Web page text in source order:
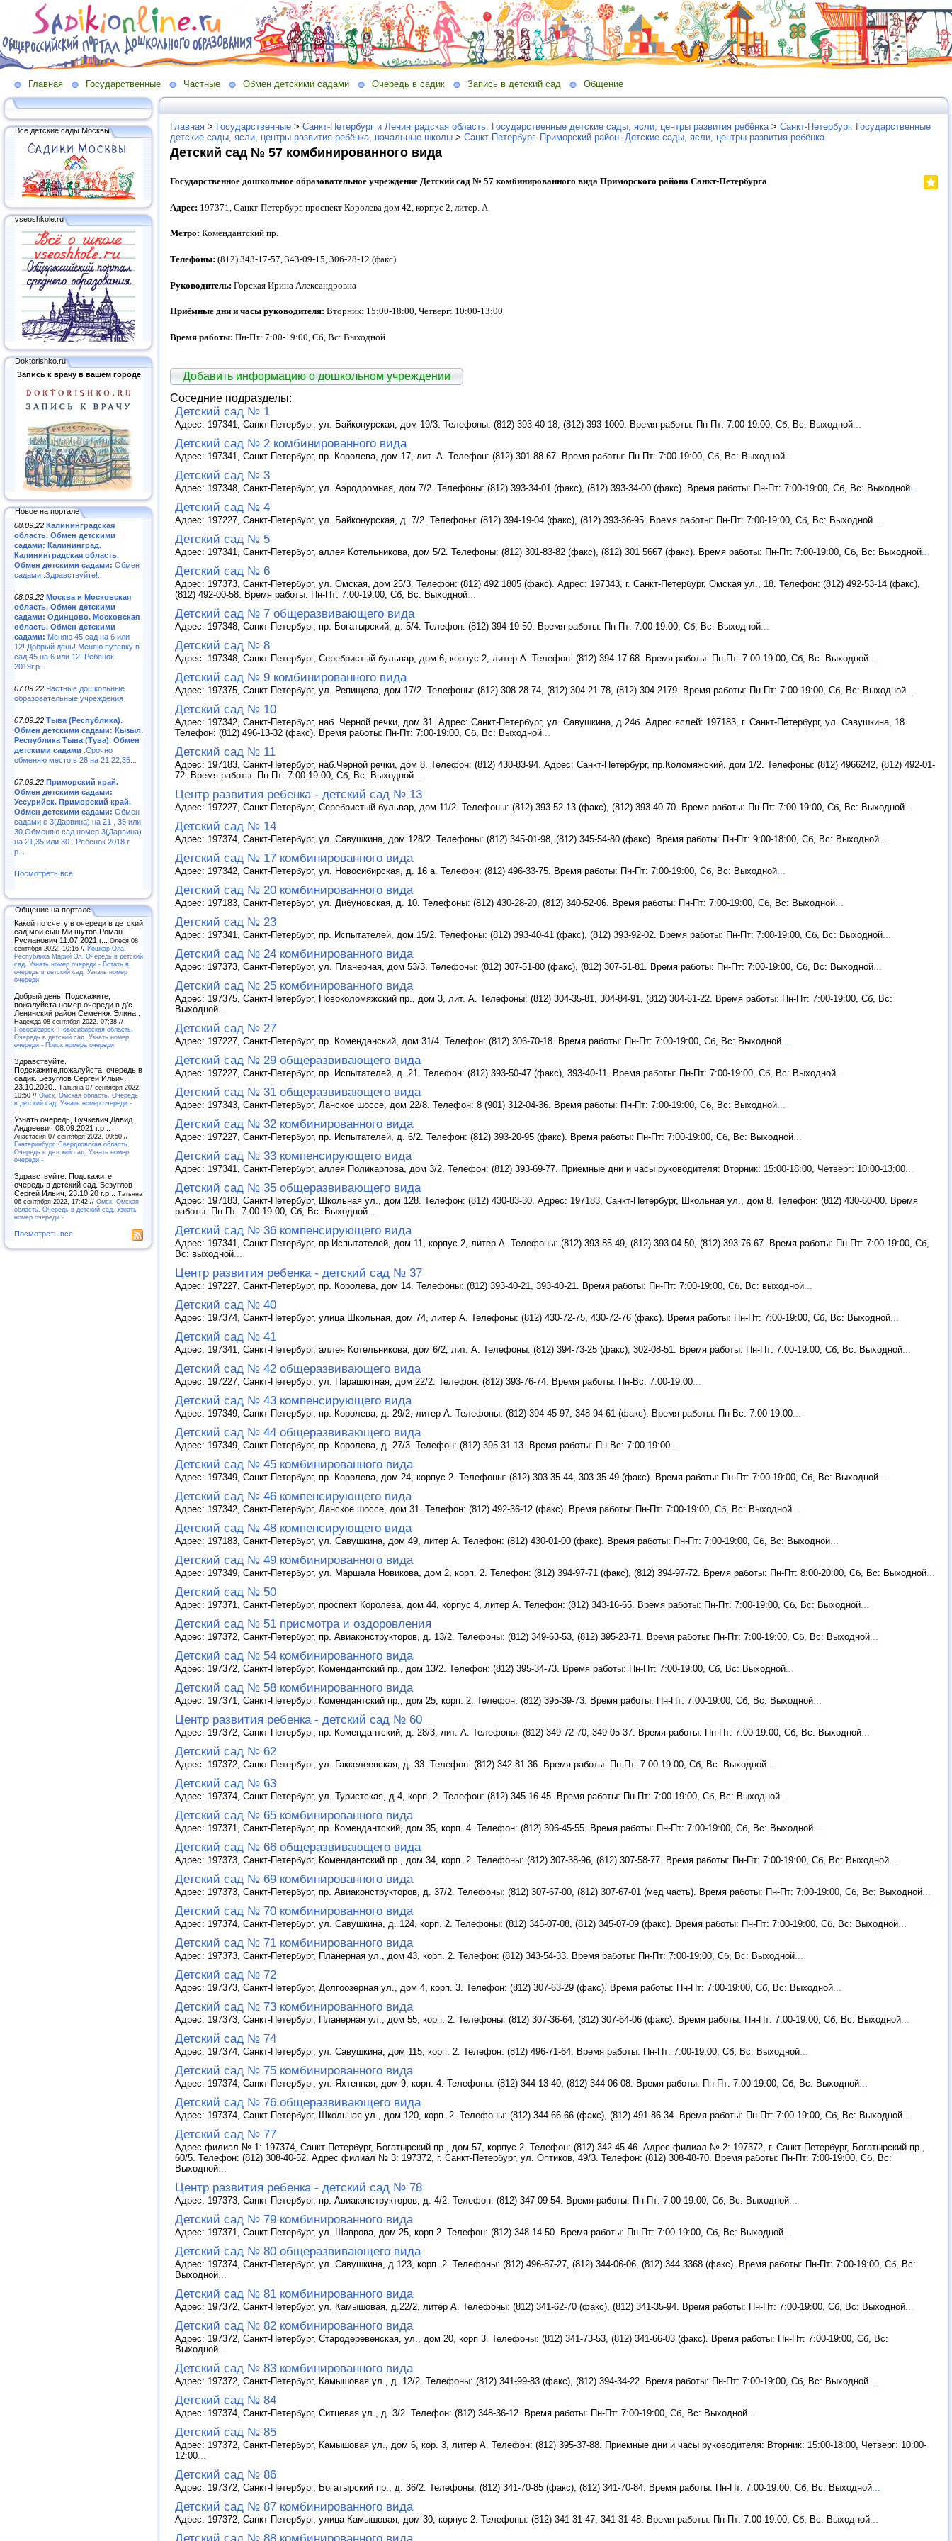
Главная Государственные Частные Обмен детскими садами Очередь в садик Запись в детский сад Общение
Все детские сады Москвы
vseoshkole.ru
Doktorishko.ru
Запись к врачу в вашем городе
Новое на портале
08.09.22 Калининградская
область. Обмен детскими
садами: Калининград.
Калининградская область.
Обмен детскими садами: Обмен
садами!.Здравствуйте!..
08.09.22 Москва и Московская
область. Обмен детскими
садами: Одинцово. Московская
область. Обмен детскими
садами: Меняю 45 сад на 6 или
12!.Добрый день! Меняю путевку в
сад 45 на 6 или 12! Ребенок
2019г.р...
07.09.22 Частные дошкольные
образовательные учреждения
07.09.22 Тыва (Республика).
Обмен детскими садами: Кызыл.
Республика Тыва (Тува). Обмен
детскими садами .Срочно
обменяю место в 28 на 21,22,35...
07.09.22 Приморский край.
Обмен детскими садами:
Уссурийск. Приморский край.
Обмен детскими садами: Обмен
садами с 3(Дарвина) на 21 , 35 или
30.Обменяю сад номер 3(Дарвина)
на 21,35 или 30 . Ребёнок 2018 г,
р...
Посмотреть все
Общение на портале
Какой по счету в очереди в детский
сад мой сын Ми шутов Роман
Русланович 11.07.2021 г... Олеся 08
сентября 2022, 10:16 // Йошкар-Ола.
Республика Марий Эл. Очередь в детский
сад. Узнать номер очереди - Встать в
очередь в детский сад. Узнать номер
очереди
Добрый день! Подскажите,
пожалуйста номер очереди в д/с
Ленинский район Семенюк Элина..
Надежда 08 сентября 2022, 07:38 //
Новосибирск. Новосибирская область.
Очередь в детский сад. Узнать номер
очереди - Поиск номера очереди
Здравствуйте.
Подскажите,пожалуйста, очередь в
садик. Безуглов Сергей Ильич,
23.10.2020.. Татьяна 07 сентября 2022,
10:50 // Омск. Омская область. Очередь
в детский сад. Узнать номер очереди -
Узнать очередь, Бучкевич Давид
Андреевич 08.09.2021 г.р ..
Анастасия 07 сентября 2022, 09:50 //
Екатеринбург. Свердловская область.
Очередь в детский сад. Узнать номер
очереди -
Здравствуйте. Подскажите
очередь в детский сад. Безуглов
Сергей Ильич, 23.10.20 г.р... Татьяна
06 сентября 2022, 17:42 // Омск. Омская
область. Очередь в детский сад. Узнать
номер очереди -
Посмотреть все
Главная > Государственные > Санкт-Петербург и Ленинградская область. Государственные детские сады, ясли, центры развития ребёнка> Санкт-Петербург. Государственные
детские сады, ясли, центры развития ребёнка, начальные школы > Санкт-Петербург. Приморский район. Детские сады, ясли, центры развития ребёнка
Детский сад № 57 комбинированного вида
Государственное дошкольное образовательное учреждение Детский сад № 57 комбинированного вида Приморского района Санкт-Петербурга
Адрес: 197371, Санкт-Петербург, проспект Королева дом 42, корпус 2, литер. А
Метро: Комендантский пр.
Телефоны: (812) 343-17-57, 343-09-15, 306-28-12 (факс)
Руководитель: Горская Ирина Александровна
Приёмные дни и часы руководителя: Вторник: 15:00-18:00, Четверг: 10:00-13:00
Время работы: Пн-Пт: 7:00-19:00, Сб, Вс: Выходной
Добавить информацию о дошкольном учреждении
Соседние подразделы:
Детский сад № 1
Адрес: 197341, Санкт-Петербург, ул. Байконурская, дом 19/3. Телефоны: (812) 393-40-18, (812) 393-1000. Время работы: Пн-Пт: 7:00-19:00, Сб, Вс: Выходной
Детский сад № 2 комбинированного вида
Адрес: 197341, Санкт-Петербург, пр. Королева, дом 17, лит. А. Телефон: (812) 301-88-67. Время работы: Пн-Пт: 7:00-19:00, Сб, Вс: Выходной
Детский сад № 3
Адрес: 197348, Санкт-Петербург, ул. Аэродромная, дом 7/2. Телефоны: (812) 393-34-01 (факс), (812) 393-34-00 (факс). Время работы: Пн-Пт: 7:00-19:00, Сб, Вс: Выходной
Детский сад № 4
Адрес: 197227, Санкт-Петербург, ул. Байконурская, д. 7/2. Телефоны: (812) 394-19-04 (факс), (812) 393-36-95. Время работы: Пн-Пт: 7:00-19:00, Сб, Вс: Выходной
Детский сад № 5
Адрес: 197341, Санкт-Петербург, аллея Котельникова, дом 5/2. Телефоны: (812) 301-83-82 (факс), (812) 301 5667 (факс). Время работы: Пн-Пт: 7:00-19:00, Сб, Вс: Выходной
Детский сад № 6
Адрес: 197373, Санкт-Петербург, ул. Омская, дом 25/3. Телефон: (812) 492 1805 (факс). Адрес: 197343, г. Санкт-Петербург, Омская ул., 18. Телефон: (812) 492-53-14 (факс),
(812) 492-00-58. Время работы: Пн-Пт: 7:00-19:00, Сб, Вс: Выходной
Детский сад № 7 общеразвивающего вида
Адрес: 197348, Санкт-Петербург, пр. Богатырский, д. 5/4. Телефон: (812) 394-19-50. Время работы: Пн-Пт: 7:00-19:00, Сб, Вс: Выходной
Детский сад № 8
Адрес: 197348, Санкт-Петербург, Серебристый бульвар, дом 6, корпус 2, литер А. Телефон: (812) 394-17-68. Время работы: Пн-Пт: 7:00-19:00, Сб, Вс: Выходной
Детский сад № 9 комбинированного вида
Адрес: 197375, Санкт-Петербург, ул. Репищева, дом 17/2. Телефоны: (812) 308-28-74, (812) 304-21-78, (812) 304 2179. Время работы: Пн-Пт: 7:00-19:00, Сб, Вс: Выходной
Детский сад № 10
Адрес: 197342, Санкт-Петербург, наб. Черной речки, дом 31. Адрес: Санкт-Петербург, ул. Савушкина, д.24б. Адрес яслей: 197183, г. Санкт-Петербург, ул. Савушкина, 18.
Телефон: (812) 496-13-32 (факс). Время работы: Пн-Пт: 7:00-19:00, Сб, Вс: Выходной
Детский сад № 11
Адрес: 197183, Санкт-Петербург, наб.Черной речки, дом 8. Телефон: (812) 430-83-94. Адрес: Санкт-Петербург, пр.Коломяжский, дом 1/2. Телефоны: (812) 4966242, (812) 492-01-
72. Время работы: Пн-Пт: 7:00-19:00, Сб, Вс: Выходной
Центр развития ребенка - детский сад № 13
Адрес: 197227, Санкт-Петербург, Серебристый бульвар, дом 11/2. Телефоны: (812) 393-52-13 (факс), (812) 393-40-70. Время работы: Пн-Пт: 7:00-19:00, Сб, Вс: Выходной
Детский сад № 14
Адрес: 197374, Санкт-Петербург, ул. Савушкина, дом 128/2. Телефоны: (812) 345-01-98, (812) 345-54-80 (факс). Время работы: Пн-Пт: 9:00-18:00, Сб, Вс: Выходной
Детский сад № 17 комбинированного вида
Адрес: 197342, Санкт-Петербург, ул. Новосибирская, д. 16 а. Телефон: (812) 496-33-75. Время работы: Пн-Пт: 7:00-19:00, Сб, Вс: Выходной
Детский сад № 20 комбинированного вида
Адрес: 197183, Санкт-Петербург, ул. Дибуновская, д. 10. Телефоны: (812) 430-28-20, (812) 340-52-06. Время работы: Пн-Пт: 7:00-19:00, Сб, Вс: Выходной
Детский сад № 23
Адрес: 197341, Санкт-Петербург, пр. Испытателей, дом 15/2. Телефоны: (812) 393-40-41 (факс), (812) 393-92-02. Время работы: Пн-Пт: 7:00-19:00, Сб, Вс: Выходной
Детский сад № 24 комбинированного вида
Адрес: 197373, Санкт-Петербург, ул. Планерная, дом 53/3. Телефоны: (812) 307-51-80 (факс), (812) 307-51-81. Время работы: Пн-Пт: 7:00-19:00, Сб, Вс: Выходной
Детский сад № 25 комбинированного вида
Адрес: 197375, Санкт-Петербург, Новоколомяжский пр., дом 3, лит. А. Телефоны: (812) 304-35-81, 304-84-91, (812) 304-61-22. Время работы: Пн-Пт: 7:00-19:00, Сб, Вс:
Выходной
Детский сад № 27
Адрес: 197227, Санкт-Петербург, пр. Коменданский, дом 31/4. Телефон: (812) 306-70-18. Время работы: Пн-Пт: 7:00-19:00, Сб, Вс: Выходной
Детский сад № 29 общеразвивающего вида
Адрес: 197227, Санкт-Петербург, пр. Испытателей, д. 21. Телефон: (812) 393-50-47 (факс), 393-40-11. Время работы: Пн-Пт: 7:00-19:00, Сб, Вс: Выходной
Детский сад № 31 общеразвивающего вида
Адрес: 197343, Санкт-Петербург, Ланское шоссе, дом 22/8. Телефон: 8 (901) 312-04-36. Время работы: Пн-Пт: 7:00-19:00, Сб, Вс: Выходной
Детский сад № 32 комбинированного вида
Адрес: 197227, Санкт-Петербург, пр. Испытателей, д. 6/2. Телефон: (812) 393-20-95 (факс). Время работы: Пн-Пт: 7:00-19:00, Сб, Вс: Выходной
Детский сад № 33 компенсирующего вида
Адрес: 197341, Санкт-Петербург, аллея Поликарпова, дом 3/2. Телефон: (812) 393-69-77. Приёмные дни и часы руководителя: Вторник: 15:00-18:00, Четверг: 10:00-13:00
Детский сад № 35 общеразвивающего вида
Адрес: 197183, Санкт-Петербург, Школьная ул., дом 128. Телефон: (812) 430-83-30. Адрес: 197183, Санкт-Петербург, Школьная ул., дом 8. Телефон: (812) 430-60-00. Время
работы: Пн-Пт: 7:00-19:00, Сб, Вс: Выходной
Детский сад № 36 компенсирующего вида
Адрес: 197341, Санкт-Петербург, пр.Испытателей, дом 11, корпус 2, литер А. Телефоны: (812) 393-85-49, (812) 393-04-50, (812) 393-76-67. Время работы: Пн-Пт: 7:00-19:00, Сб,
Вс: выходной
Центр развития ребенка - детский сад № 37
Адрес: 197227, Санкт-Петербург, пр. Королева, дом 14. Телефоны: (812) 393-40-21, 393-40-21. Время работы: Пн-Пт: 7:00-19:00, Сб, Вс: выходной
Детский сад № 40
Адрес: 197374, Санкт-Петербург, улица Школьная, дом 74, литер А. Телефоны: (812) 430-72-75, 430-72-76 (факс). Время работы: Пн-Пт: 7:00-19:00, Сб, Вс: Выходной
Детский сад № 41
Адрес: 197341, Санкт-Петербург, аллея Котельникова, дом 6/2, лит. А. Телефоны: (812) 394-73-25 (факс), 302-08-51. Время работы: Пн-Пт: 7:00-19:00, Сб, Вс: Выходной
Детский сад № 42 общеразвивающего вида
Адрес: 197227, Санкт-Петербург, ул. Парашютная, дом 22/2. Телефон: (812) 393-76-74. Время работы: Пн-Вс: 7:00-19:00
Детский сад № 43 компенсирующего вида
Адрес: 197349, Санкт-Петербург, пр. Королева, д. 29/2, литер А. Телефоны: (812) 394-45-97, 348-94-61 (факс). Время работы: Пн-Вс: 7:00-19:00
Детский сад № 44 общеразвивающего вида
Адрес: 197349, Санкт-Петербург, пр. Королева, д. 27/3. Телефон: (812) 395-31-13. Время работы: Пн-Вс: 7:00-19:00
Детский сад № 45 комбинированного вида
Адрес: 197349, Санкт-Петербург, пр. Королева, дом 24, корпус 2. Телефоны: (812) 303-35-44, 303-35-49 (факс). Время работы: Пн-Пт: 7:00-19:00, Сб, Вс: Выходной
Детский сад № 46 компенсирующего вида
Адрес: 197342, Санкт-Петербург, Ланское шоссе, дом 31. Телефон: (812) 492-36-12 (факс). Время работы: Пн-Пт: 7:00-19:00, Сб, Вс: Выходной
Детский сад № 48 компенсирующего вида
Адрес: 197183, Санкт-Петербург, ул. Савушкина, дом 49, литер А. Телефон: (812) 430-01-00 (факс). Время работы: Пн-Пт: 7:00-19:00, Сб, Вс: Выходной
Детский сад № 49 комбинированного вида
Адрес: 197349, Санкт-Петербург, ул. Маршала Новикова, дом 2, корп. 2. Телефон: (812) 394-97-71 (факс), (812) 394-97-72. Время работы: Пн-Пт: 8:00-20:00, Сб, Вс: Выходной
Детский сад № 50
Адрес: 197371, Санкт-Петербург, проспект Королева, дом 44, корпус 4, литер А. Телефон: (812) 343-16-65. Время работы: Пн-Пт: 7:00-19:00, Сб, Вс: Выходной
Детский сад № 51 присмотра и оздоровления
Адрес: 197372, Санкт-Петербург, пр. Авиаконструкторов, д. 13/2. Телефоны: (812) 349-63-53, (812) 395-23-71. Время работы: Пн-Пт: 7:00-19:00, Сб, Вс: Выходной
Детский сад № 54 комбинированного вида
Адрес: 197372, Санкт-Петербург, Комендантский пр., дом 13/2. Телефон: (812) 395-34-73. Время работы: Пн-Пт: 7:00-19:00, Сб, Вс: Выходной
Детский сад № 58 комбинированного вида
Адрес: 197371, Санкт-Петербург, Комендантский пр., дом 25, корп. 2. Телефон: (812) 395-39-73. Время работы: Пн-Пт: 7:00-19:00, Сб, Вс: Выходной
Центр развития ребенка - детский сад № 60
Адрес: 197372, Санкт-Петербург, пр. Комендантский, д. 28/3, лит. А. Телефоны: (812) 349-72-70, 349-05-37. Время работы: Пн-Пт: 7:00-19:00, Сб, Вс: Выходной
Детский сад № 62
Адрес: 197372, Санкт-Петербург, ул. Гаккелеевская, д. 33. Телефон: (812) 342-81-36. Время работы: Пн-Пт: 7:00-19:00, Сб, Вс: Выходной
Детский сад № 63
Адрес: 197374, Санкт-Петербург, ул. Туристская, д.4, корп. 2. Телефон: (812) 345-16-45. Время работы: Пн-Пт: 7:00-19:00, Сб, Вс: Выходной
Детский сад № 65 комбинированного вида
Адрес: 197371, Санкт-Петербург, пр. Комендантский, дом 35, корп. 4. Телефон: (812) 306-45-55. Время работы: Пн-Пт: 7:00-19:00, Сб, Вс: Выходной
Детский сад № 66 общеразвивающего вида
Адрес: 197373, Санкт-Петербург, Комендантский пр., дом 34, корп. 2. Телефоны: (812) 307-38-96, (812) 307-58-77. Время работы: Пн-Пт: 7:00-19:00, Сб, Вс: Выходной
Детский сад № 69 комбинированного вида
Адрес: 197373, Санкт-Петербург, пр. Авиаконструкторов, д. 37/2. Телефоны: (812) 307-67-00, (812) 307-67-01 (мед часть). Время работы: Пн-Пт: 7:00-19:00, Сб, Вс: Выходной
Детский сад № 70 комбинированного вида
Адрес: 197374, Санкт-Петербург, ул. Савушкина, д. 124, корп. 2. Телефоны: (812) 345-07-08, (812) 345-07-09 (факс). Время работы: Пн-Пт: 7:00-19:00, Сб, Вс: Выходной
Детский сад № 71 комбинированного вида
Адрес: 197373, Санкт-Петербург, Планерная ул., дом 43, корп. 2. Телефон: (812) 343-54-33. Время работы: Пн-Пт: 7:00-19:00, Сб, Вс: Выходной
Детский сад № 72
Адрес: 197373, Санкт-Петербург, Долгоозерная ул., дом 4, корп. 3. Телефон: (812) 307-63-29 (факс). Время работы: Пн-Пт: 7:00-19:00, Сб, Вс: Выходной
Детский сад № 73 комбинированного вида
Адрес: 197373, Санкт-Петербург, Планерная ул., дом 55, корп. 2. Телефоны: (812) 307-36-64, (812) 307-64-06 (факс). Время работы: Пн-Пт: 7:00-19:00, Сб, Вс: Выходной
Детский сад № 74
Адрес: 197374, Санкт-Петербург, ул. Савушкина, дом 115, корп. 2. Телефон: (812) 496-71-64. Время работы: Пн-Пт: 7:00-19:00, Сб, Вс: Выходной
Детский сад № 75 комбинированного вида
Адрес: 197374, Санкт-Петербург, ул. Яхтенная, дом 9, корп. 4. Телефоны: (812) 344-13-40, (812) 344-06-08. Время работы: Пн-Пт: 7:00-19:00, Сб, Вс: Выходной
Детский сад № 76 общеразвивающего вида
Адрес: 197374, Санкт-Петербург, Школьная ул., дом 120, корп. 2. Телефоны: (812) 344-66-66 (факс), (812) 491-86-34. Время работы: Пн-Пт: 7:00-19:00, Сб, Вс: Выходной
Детский сад № 77
Адрес филиал № 1: 197374, Санкт-Петербург, Богатырский пр., дом 57, корпус 2. Телефон: (812) 342-45-46. Адрес филиал № 2: 197372, г. Санкт-Петербург, Богатырский пр.,
60/5. Телефон: (812) 308-40-52. Адрес филиал № 3: 197372, г. Санкт-Петербург, ул. Оптиков, 49/3. Телефон: (812) 308-48-70. Время работы: Пн-Пт: 7:00-19:00, Сб, Вс:
Выходной
Центр развития ребенка - детский сад № 78
Адрес: 197373, Санкт-Петербург, пр. Авиаконструкторов, д. 4/2. Телефон: (812) 347-09-54. Время работы: Пн-Пт: 7:00-19:00, Сб, Вс: Выходной
Детский сад № 79 комбинированного вида
Адрес: 197371, Санкт-Петербург, ул. Шаврова, дом 25, корп 2. Телефон: (812) 348-14-50. Время работы: Пн-Пт: 7:00-19:00, Сб, Вс: Выходной
Детский сад № 80 общеразвивающего вида
Адрес: 197374, Санкт-Петербург, ул. Савушкина, д.123, корп. 2. Телефоны: (812) 496-87-27, (812) 344-06-06, (812) 344 3368 (факс). Время работы: Пн-Пт: 7:00-19:00, Сб, Вс:
Выходной
Детский сад № 81 комбинированного вида
Адрес: 197372, Санкт-Петербург, ул. Камышовая, д.22/2, литер А. Телефоны: (812) 341-62-70 (факс), (812) 341-35-94. Время работы: Пн-Пт: 7:00-19:00, Сб, Вс: Выходной
Детский сад № 82 комбинированного вида
Адрес: 197372, Санкт-Петербург, Стародеревенская, ул., дом 20, корп 3. Телефоны: (812) 341-73-53, (812) 341-66-03 (факс). Время работы: Пн-Пт: 7:00-19:00, Сб, Вс:
Выходной
Детский сад № 83 комбинированного вида
Адрес: 197372, Санкт-Петербург, Камышовая ул., д. 12/2. Телефоны: (812) 341-99-83 (факс), (812) 394-34-22. Время работы: Пн-Пт: 7:00-19:00, Сб, Вс: Выходной
Детский сад № 84
Адрес: 197374, Санкт-Петербург, Ситцевая ул., д. 3/2. Телефон: (812) 348-36-12. Время работы: Пн-Пт: 7:00-19:00, Сб, Вс: Выходной
Детский сад № 85
Адрес: 197372, Санкт-Петербург, Камышовая ул., дом 6, кор. 3, литер А. Телефон: (812) 395-37-88. Приёмные дни и часы руководителя: Вторник: 15:00-18:00, Четверг: 10:00-
12:00
Детский сад № 86
Адрес: 197372, Санкт-Петербург, Богатырский пр., д. 36/2. Телефоны: (812) 341-70-85 (факс), (812) 341-70-84. Время работы: Пн-Пт: 7:00-19:00, Сб, Вс: Выходной
Детский сад № 87 комбинированного вида
Адрес: 197372, Санкт-Петербург, улица Камышовая, дом 30, корпус 2. Телефоны: (812) 341-31-47, 341-31-48. Время работы: Пн-Пт: 7:00-19:00, Сб, Вс: Выходной
Детский сад № 88 комбинированного вида